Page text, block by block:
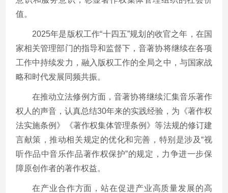
值。
2025年是版权工作“十四五”规划的收官之年，在国
家相关管理部门的指导和监督下，音著协将继续在各项
工作中持续发力，融入版权工作的全局之中，与国家战
略和时代发展同频共振。
在推动立法修例方面，音著协将继续汇集音乐著作
权人的声音，认真总结30年来的实践经验，为《著作权
法实施条例》《著作权集体管理条例》等法规的修订建
言献策，推动相关规定的优化和完善，特别是涉及“视
听作品中音乐作品著作权保护”的规定，力争进一步保
障原创作者的著作权益。
在产业合作方面，站在促进产业高质量发展的高